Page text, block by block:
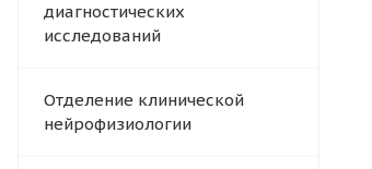
диагностических
исследований
Отделение клинической
нейрофизиологии